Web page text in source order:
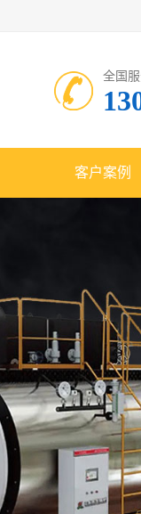
全国
客户案例